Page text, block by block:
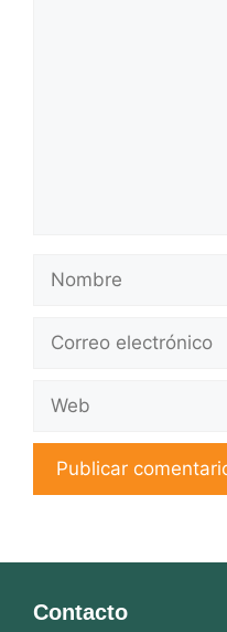
Nombre
Correo
Web
Contacto